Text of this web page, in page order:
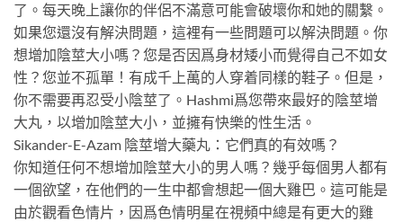
了。每天晚上讓你的伴侶不滿意可能會破壞你和她的關繫。
如果您還沒有解決問題，這裡有一些問題可以解決問題。你
想增加陰莖大小嗎？您是否因爲身材矮小而覺得自己不如女
性？您並不孤單！有成千上萬的人穿着同樣的鞋子。但是，
你不需要再忍受小陰莖了。Hashmi爲您帶來最好的陰莖增
大丸，以增加陰莖大小，並擁有快樂的性生活。
Sikander-E-Azam 陰莖增大藥丸：它們真的有效嗎？
你知道任何不想增加陰莖大小的男人嗎？幾乎每個男人都有
一個欲望，在他們的一生中都會想起一個大雞巴。這可能是
由於觀看色情片，因爲色情明星在視頻中總是有更大的雞